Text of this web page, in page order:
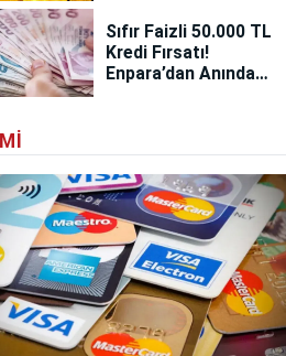
Sıfır Faizli 50.000 TL
Kredi Fırsatı!
Enpara’dan Anında